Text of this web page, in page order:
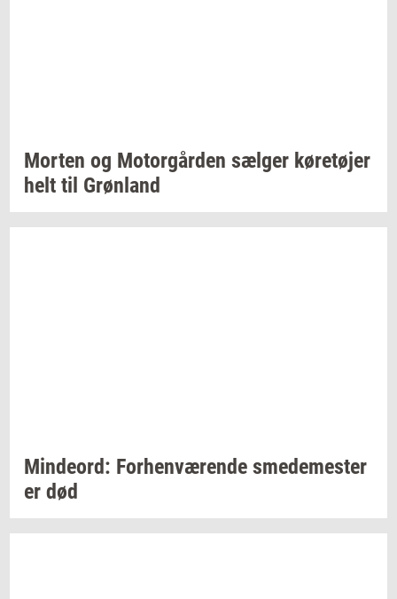
Mor­ten og Mo­tor­går­den sæl­ger kø­re­tø­jer
helt til Grøn­land
Min­de­ord: For­hen­væ­ren­de sme­de­me­ster
er død